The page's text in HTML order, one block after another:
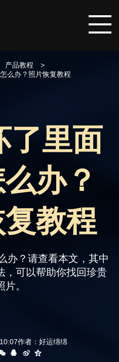
产品教程
么办？照片恢复教程
了里面
办？
教程
办？请查看本文，其中
，可以帮助你找回珍贵
片。
作者： 好运绵绵